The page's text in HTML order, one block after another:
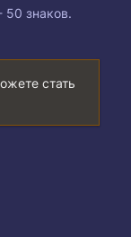
знаков.
стать